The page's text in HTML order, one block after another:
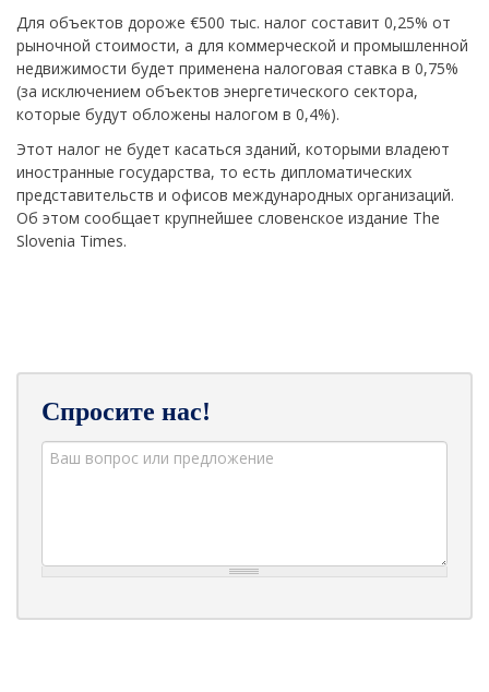
Для объектов дороже €500 тыс. налог составит 0,25% от
рыночной стоимости, а для коммерческой и промышленной
недвижимости будет применена налоговая ставка в 0,75%
(за исключением объектов энергетического сектора,
которые будут обложены налогом в 0,4%).
Этот налог не будет касаться зданий, которыми владеют
иностранные государства, то есть дипломатических
представительств и офисов международных организаций.
Об этом сообщает крупнейшее словенское издание The
Slovenia Times.
Спросите нас!